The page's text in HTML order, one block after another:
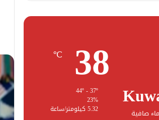
صافية
38
℃
44º - 37º
23%
5.32 كيلومتر/ساعة